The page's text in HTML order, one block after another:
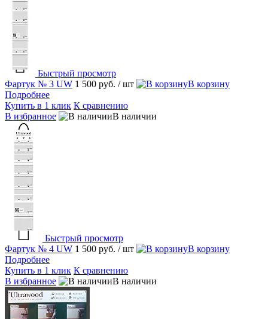
Быстрый просмотр
Фартук № 3 UW 1 500 руб. / шт
В корзину
Подробнее
Купить в 1 клик К сравнению
В избранное
В наличии
Быстрый просмотр
Фартук № 4 UW 1 500 руб. / шт
В корзину
Подробнее
Купить в 1 клик К сравнению
В избранное
В наличии